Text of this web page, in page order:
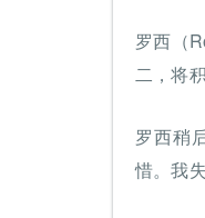
罗西（
二，将
罗西稍
惜。我